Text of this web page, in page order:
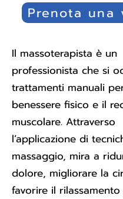
Prenota una
Il massoterapista è un
professionista che si
trattamenti manuali
benessere fisico e il
muscolare. Attraverso
l’applicazione di
massaggio, mira a
dolore, migliorare la
favorire il